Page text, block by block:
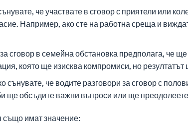
че участвате в сговор с приятели или
Например, ако сте на работна среща и
сговор в семейна обстановка предполага, че
която ще изисква компромиси, но резултатът
сънувате, че водите разговори за сговор с
обсъдите важни въпроси или ще преодолеете
също имат значение: